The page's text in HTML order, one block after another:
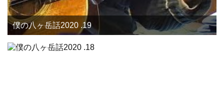
僕の八ヶ岳話2020 .19